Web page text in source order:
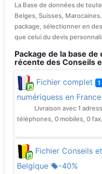
La Base de données de
Belges, Suisses,
package, sélectionner en
que celui du devis
Package de la base
récente des Conseils
Fichier complet 1
numériquess en
Livraison avec 1
téléphones, 0 mobiles, 0
Fichier Conseils
Belgique
-40%